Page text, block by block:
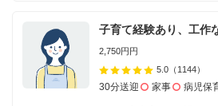
子育て経験あり、工作
2,750円円
5.0 （1144）
30分送迎 家事 病児保